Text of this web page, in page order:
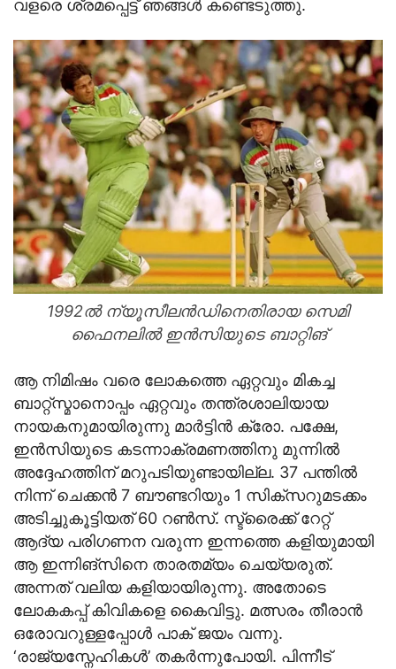
വളരെ ശ്രമപ്പെട്ട് ഞങ്ങള്‍ കണ്ടെടുത്തു.
1992ല്‍ ന്യൂസീലന്‍ഡിനെതിരായ സെമി
ഫൈനലില്‍ ഇന്‍സിയുടെ ബാറ്റിങ്
ആ നിമിഷം വരെ ലോകത്തെ ഏറ്റവും മികച്ച
ബാറ്റ്സ്മാനൊപ്പം ഏറ്റവും തന്ത്രശാലിയായ
നായകനുമായിരുന്നു മാര്‍ട്ടിന്‍ ക്രോ. പക്ഷേ,
ഇന്‍സിയുടെ കടന്നാക്രമണത്തിനു മുന്നില്‍
അദ്ദേഹത്തിന് മറുപടിയുണ്ടായില്ല. 37 പന്തില്‍
നിന്ന് ചെക്കന്‍ 7 ബൗണ്ടറിയും 1 സിക്സറുമടക്കം
അടിച്ചുകൂട്ടിയത് 60 റണ്‍സ്. സ്ട്രൈക്ക് റേറ്റ്
ആദ്യ പരിഗണന വരുന്ന ഇന്നത്തെ കളിയുമായി
ആ ഇന്നിങ്സിനെ താരതമ്യം ചെയ്യരുത്.
അന്നത് വലിയ കളിയായിരുന്നു. അതോടെ
ലോകകപ്പ് കിവികളെ കൈവിട്ടു. മത്സരം തീരാന്‍
ഒരോവറുള്ളപ്പോള്‍ പാക് ജയം വന്നു.
‘രാജ്യസ്നേഹികള്‍’ തകര്‍ന്നുപോയി. പിന്നീട്